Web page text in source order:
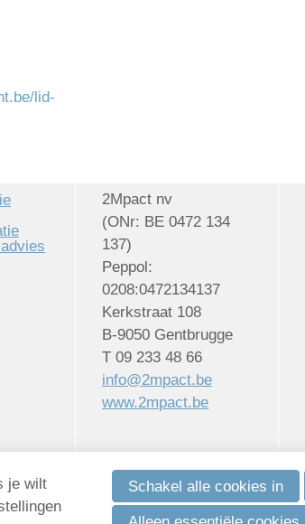
lid-
2Mpact nv
(ONr: BE 0472 134
137)
Peppol:
0208:0472134137
Kerkstraat 108
B-9050 Gentbrugge
T 09 233 48 66
info@2mpact.be
www.2mpact.be
je wilt
Schakel alle cookies in